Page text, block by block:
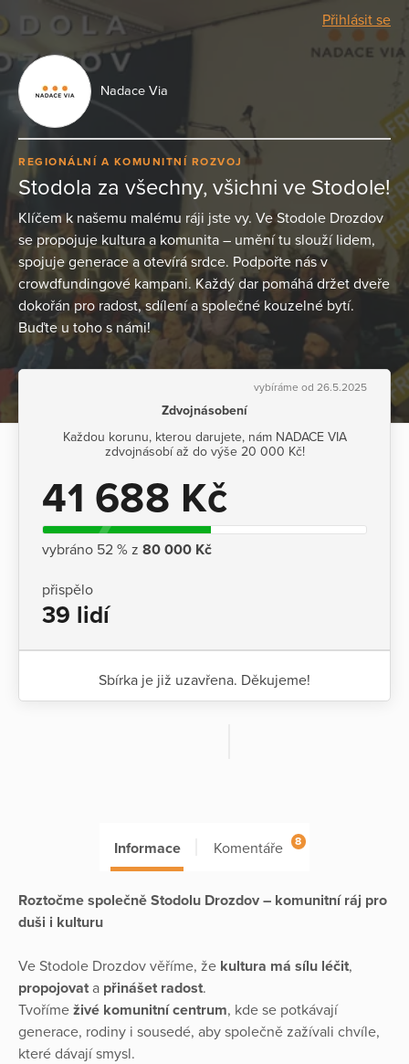
Přihlásit se
Nadace Via
REGIONÁLNÍ A KOMUNITNÍ ROZVOJ
Stodola za všechny, všichni ve Stodole!
Klíčem k našemu malému ráji jste vy. Ve Stodole Drozdov
se propojuje kultura a komunita – umění tu slouží lidem,
spojuje generace a otevírá srdce. Podpořte nás v
crowdfundingové kampani. Každý dar pomáhá držet dveře
dokořán pro radost, sdílení a společné kouzelné bytí.
Buďte u toho s námi!
vybíráme od 26.5.2025
Zdvojnásobení
Každou korunu, kterou darujete, nám NADACE VIA
zdvojnásobí až do výše 20 000 Kč!
41 688 Kč
vybráno 52 % z 80 000 Kč
přispělo
39 lidí
Sbírka je již uzavřena. Děkujeme!
Informace Komentáře 8
Roztočme společně Stodolu Drozdov – komunitní ráj pro
duši i kulturu
Ve Stodole Drozdov věříme, že kultura má sílu léčit,
propojovat a přinášet radost.
Tvoříme živé komunitní centrum, kde se potkávají
generace, rodiny i sousedé, aby společně zažívali chvíle,
které dávají smysl.